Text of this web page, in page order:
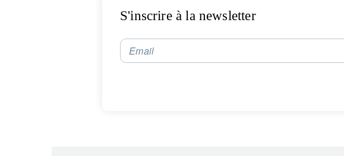
S'inscrire à la newsletter
Email